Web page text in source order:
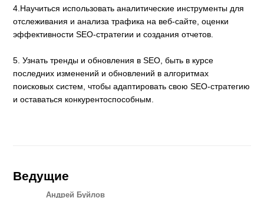
4.Научиться использовать аналитические инструменты для
отслеживания и анализа трафика на веб-сайте, оценки
эффективности SEO-стратегии и создания отчетов.
5. Узнать тренды и обновления в SEO, быть в курсе
последних изменений и обновлений в алгоритмах
поисковых систем, чтобы адаптировать свою SEO-стратегию
и оставаться конкурентоспособным.
Ведущие
Андрей Буйлов